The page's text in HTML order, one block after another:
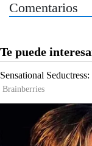
Comentarios